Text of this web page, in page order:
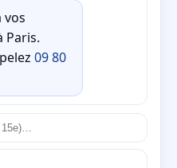
vos
Paris.
09 80